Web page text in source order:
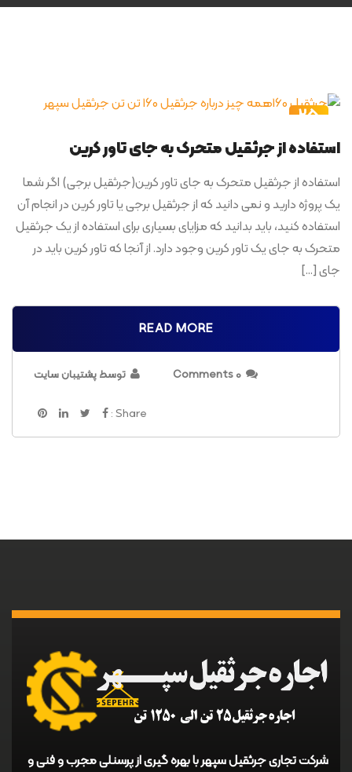
25
اردیبهشت
استفاده از جرثقیل متحرک به جای تاور کرین
استفاده از جرثقیل متحرک به جای تاور کرین(جرثقیل برجی) اگر شما
یک پروژه دارید و نمی دانید که از جرثقیل برجی یا تاور کرین در انجام آن
استفاده کنید، باید بدانید که مزایای بسیاری برای استفاده از یک جرثقیل
متحرک به جای یک تاور کرین وجود دارد. از آنجا که تاور کرین باید در
جای […]
READ MORE
0 Comments توسط پشتیبان سایت
Share :
شرکت تجاری جرثقیل سپهر با بهره گیری از پرسنلی مجرب و فنی و